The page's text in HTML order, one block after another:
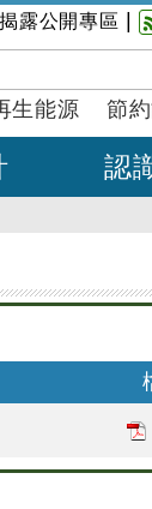
露公開專區
生能源 節
認